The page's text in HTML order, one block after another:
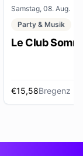
Samstag, 08. Aug.
Party & Musik
Le Club
€15,58Bregenz